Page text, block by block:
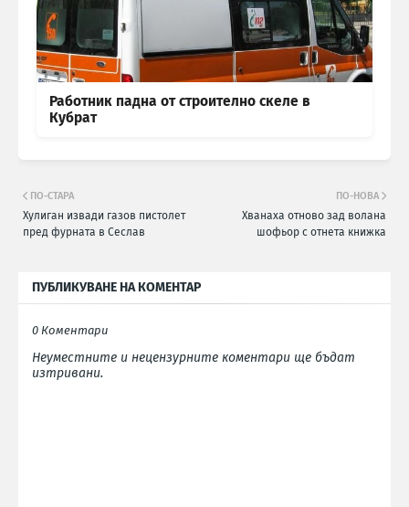
Работник падна от строително скеле в
Кубрат
ПО-НОВА
Хванаха отново зад волана
шофьор с отнета книжка
ПО-СТАРА
Хулиган извади газов пистолет
пред фурната в Сеслав
ПУБЛИКУВАНЕ НА КОМЕНТАР
0 Коментари
Неуместните и нецензурните коментари ще бъдат
изтривани.